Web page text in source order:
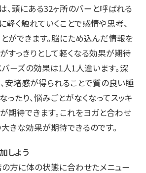
、頭にある32ヶ所のバーと呼ばれる
軽く触れていくことで感情や思考、
ができます。脳にため込んだ情報を
すっきりとして軽くなる効果が期待
バーズの効果は1人1人違います。深
、安堵感が得られることで質の良い睡
ったり、悩みごとがなくなってスッキ
期待できます。これをヨガと合わせ
大きな効果が期待できるのです。
しよう
方に体の状態に合わせたメニュー